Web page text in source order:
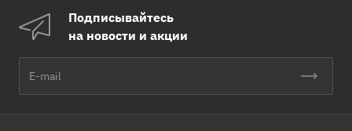
Подписывайтесь
на новости и акции